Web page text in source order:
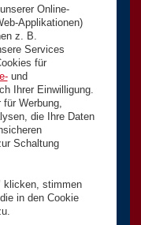
Online-
Applikationen)
z. B.
Services
für
und
Ihrer Einwilligung.
Werbung,
die Ihre Daten
Schaltung
klicken, stimmen
in den Cookie